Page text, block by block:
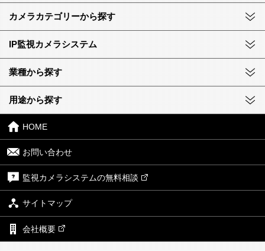
カメラカテゴリーから探す
IP監視カメラシステム
業種から探す
用途から探す
HOME
お問い合わせ
監視カメラシステムの無料相談
サイトマップ
会社概要